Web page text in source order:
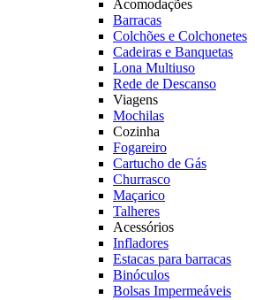
Acomodações
Barracas
Colchões e Colchonetes
Cadeiras e Banquetas
Lona Multiuso
Rede de Descanso
Viagens
Mochilas
Cozinha
Fogareiro
Cartucho de Gás
Churrasco
Maçarico
Talheres
Acessórios
Infladores
Estacas para barracas
Binóculos
Bolsas Impermeáveis